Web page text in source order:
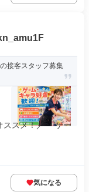
接客スタッフ募集
ススメ！／ ・ゲー
気になる